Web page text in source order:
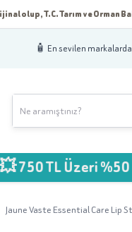
olup, T.C. Tarım ve Orman
🧴 En sevilen
Üzeri %50 Kargo
Jaune Vaste Essential Care Lip